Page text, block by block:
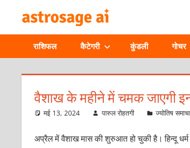
content
JOURNAL
–
राशिफल कैटेगरी कुंडली गोचर
वैशाख के महीने में चमक जाएगी
मई 13, 2024 पारुल रोहतगी ज्योतिष
अप्रैल में वैशाख मास की शुरुआत हो चुकी है। हिन्दू धर्म